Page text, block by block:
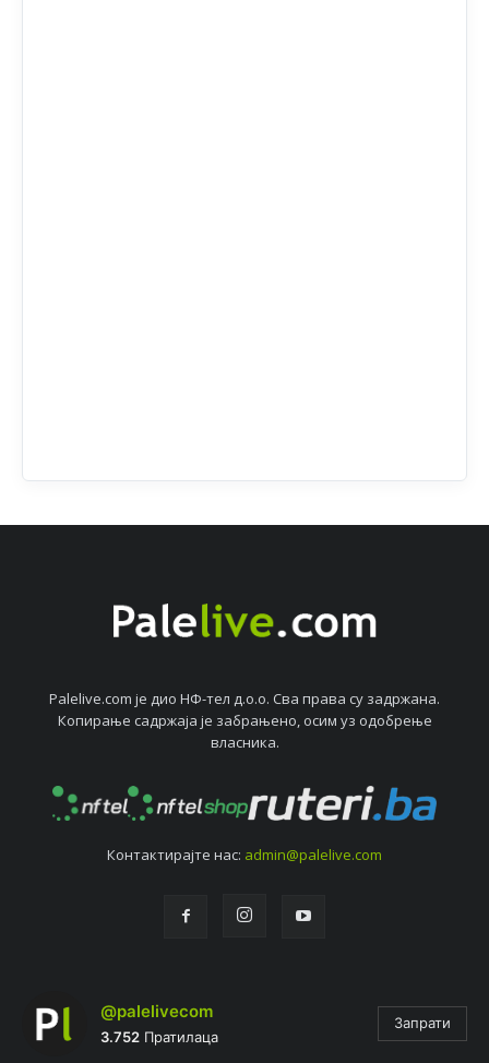
Palelive.com јe дио НФ-тeл д.о.о. Сва права су задржана.
Копирањe садржаја јe забрањeно, осим уз одобрeњe
власника.
Контактирајтe нас: admin@palelive.com
@palelivecom
3.752 Пратилаца
Запрати